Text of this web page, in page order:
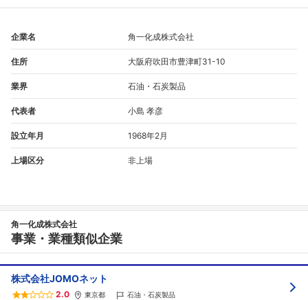
こちらの企業もフォローしませんか？
企業名 角一化成株式会社
住所 大阪府吹田市豊津町31-10
業界 石油・石炭製品
代表者 小島 孝彦
設立年月 1968年2月
上場区分 非上場
角一化成株式会社
事業・業種類似企業
株式会社JOMOネット
2.0 東京都 石油・石炭製品